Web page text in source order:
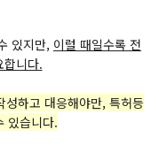
있지만, 이럴 때일수록 전
합니다.
하고 대응해야만, 특허등
있습니다.